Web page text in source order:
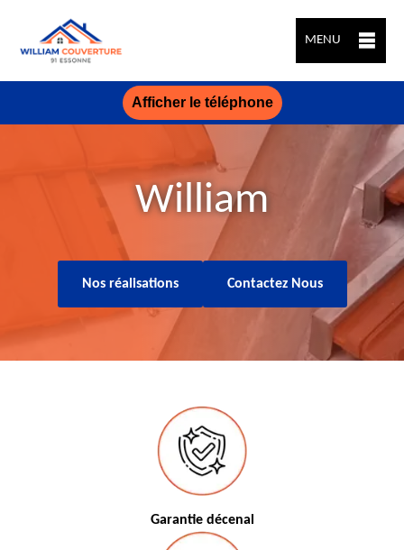
MENU
Afficher le téléphone
William
Nos réalisations Contactez Nous
Garantie décenal